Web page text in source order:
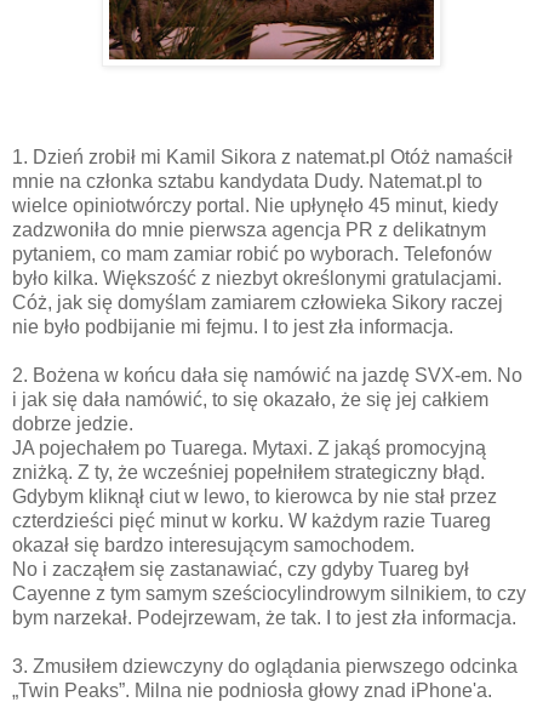
1. Dzień zrobił mi Kamil Sikora z natemat.pl Otóż namaścił
mnie na członka sztabu kandydata Dudy. Natemat.pl to
wielce opiniotwórczy portal. Nie upłynęło 45 minut, kiedy
zadzwoniła do mnie pierwsza agencja PR z delikatnym
pytaniem, co mam zamiar robić po wyborach. Telefonów
było kilka. Większość z niezbyt określonymi gratulacjami.
Cóż, jak się domyślam zamiarem człowieka Sikory raczej
nie było podbijanie mi fejmu. I to jest zła informacja.
2. Bożena w końcu dała się namówić na jazdę SVX-em. No
i jak się dała namówić, to się okazało, że się jej całkiem
dobrze jedzie.
JA pojechałem po Tuarega. Mytaxi. Z jakąś promocyjną
zniżką. Z ty, że wcześniej popełniłem strategiczny błąd.
Gdybym kliknął ciut w lewo, to kierowca by nie stał przez
czterdzieści pięć minut w korku. W każdym razie Tuareg
okazał się bardzo interesującym samochodem.
No i zacząłem się zastanawiać, czy gdyby Tuareg był
Cayenne z tym samym sześciocylindrowym silnikiem, to czy
bym narzekał. Podejrzewam, że tak. I to jest zła informacja.
3. Zmusiłem dziewczyny do oglądania pierwszego odcinka
„Twin Peaks”. Milna nie podniosła głowy znad iPhone'a.